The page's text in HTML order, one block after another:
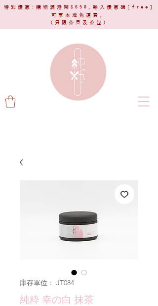
特別優惠:購物滿港幣$650,輸入優惠碼[ free ]
可享本地免運費。
(只限茶具及茶包)​
庫存單位： JT084
純粋 幸の白 抹茶